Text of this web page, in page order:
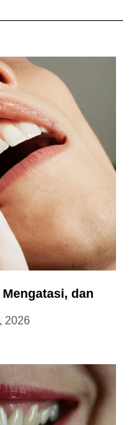
dan
2026